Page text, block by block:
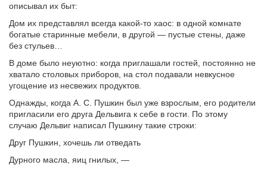
описывал их быт:
Дом их представлял всегда какой-то хаос: в одной комнате
богатые старинные мебели, в другой — пустые стены, даже
без стульев…
В доме было неуютно: когда приглашали гостей, постоянно не
хватало столовых приборов, на стол подавали невкусное
угощение из несвежих продуктов.
Однажды, когда А. С. Пушкин был уже взрослым, его родители
пригласили его друга Дельвига к себе в гости. По этому
случаю Дельвиг написал Пушкину такие строки:
Друг Пушкин, хочешь ли отведать
Дурного масла, яиц гнилых, —